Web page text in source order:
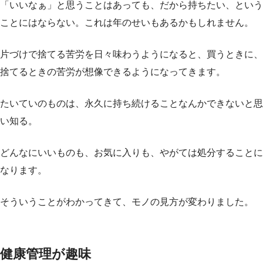
「いいなぁ」と思うことはあっても、だから持ちたい、という
ことにはならない。これは年のせいもあるかもしれません。
片づけで捨てる苦労を日々味わうようになると、買うときに、
捨てるときの苦労が想像できるようになってきます。
たいていのものは、永久に持ち続けることなんかできないと思
い知る。
どんなにいいものも、お気に入りも、やがては処分することに
なります。
そういうことがわかってきて、モノの見方が変わりました。
健康管理が趣味